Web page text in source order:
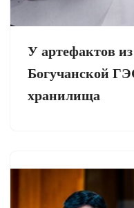
У артефактов
Богучанской
хранилища